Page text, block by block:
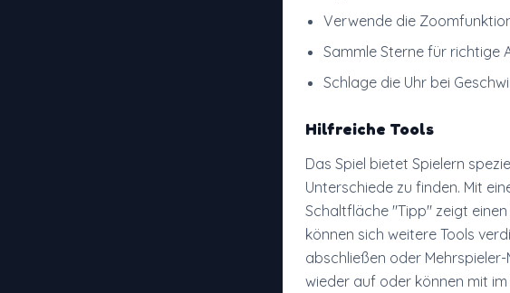
Verwende die
Sammle Sterne für richtige
Schlage die Uhr bei
Hilfreiche Tools
Das Spiel bietet Spielern
Unterschiede zu finden. Mit
Schaltfläche "Tipp" zeigt
können sich weitere Tools
abschließen oder
wieder auf oder können mit